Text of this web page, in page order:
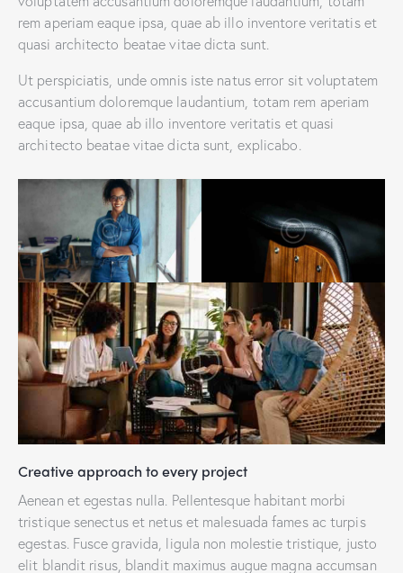
rem aperiam eaque ipsa, quae ab illo inventore veritatis et
quasi architecto beatae vitae dicta sunt.
Ut perspiciatis, unde omnis iste natus error sit voluptatem
accusantium doloremque laudantium, totam rem aperiam
eaque ipsa, quae ab illo inventore veritatis et quasi
architecto beatae vitae dicta sunt, explicabo.
Creative approach to every project
Aenean et egestas nulla. Pellentesque habitant morbi
tristique senectus et netus et malesuada fames ac turpis
egestas. Fusce gravida, ligula non molestie tristique, justo
elit blandit risus, blandit maximus augue magna accumsan